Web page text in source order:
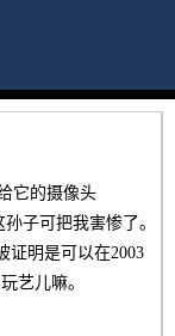
它的摄像头
子可把我害惨了。
证明是可以在2003
艺儿嘛。